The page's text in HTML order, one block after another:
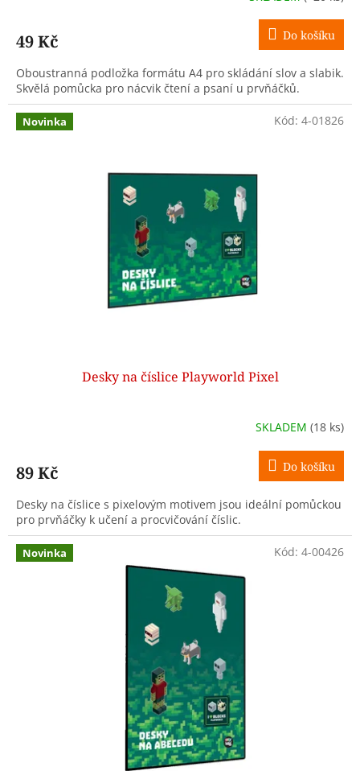
49 Kč Do košíku
Oboustranná podložka formátu A4 pro skládání slov a slabik.
Skvělá pomůcka pro nácvik čtení a psaní u prvňáčků.
Novinka
Desky na číslice Playworld Pixel
SKLADEM (18 ks)
89 Kč Do košíku
Desky na číslice s pixelovým motivem jsou ideální pomůckou
pro prvňáčky k učení a procvičování číslic.
Kód: 4-01826
Novinka Kód: 4-00426